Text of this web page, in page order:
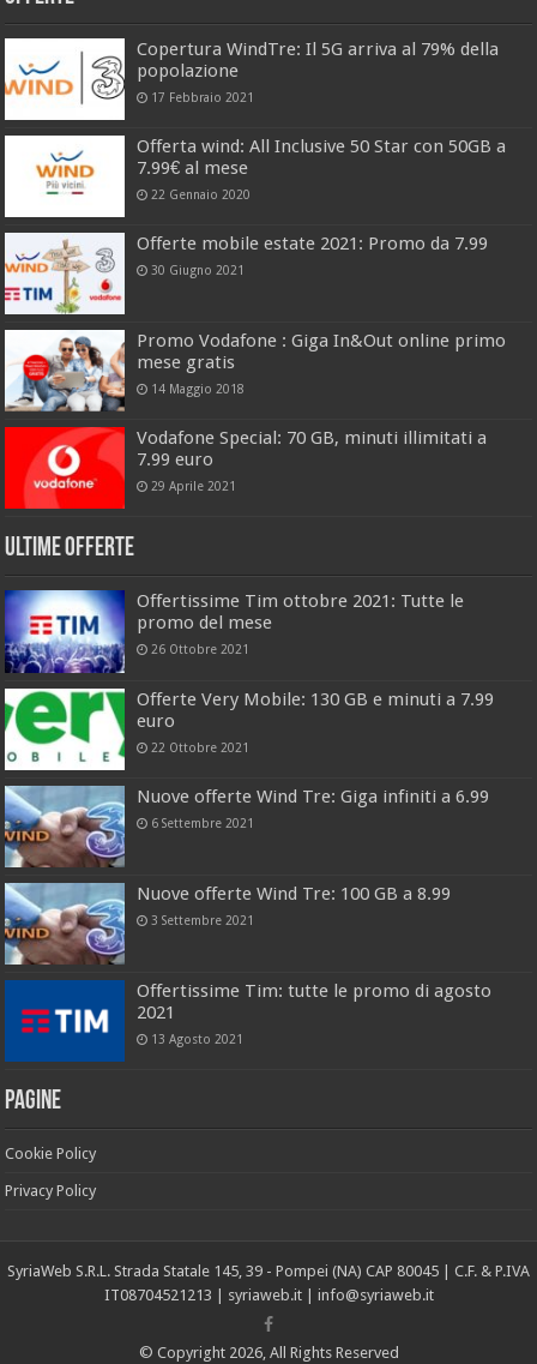
Copertura WindTre: Il 5G arriva al 79% della
popolazione
17 Febbraio 2021
Offerta wind: All Inclusive 50 Star con 50GB a
7.99€ al mese
22 Gennaio 2020
Offerte mobile estate 2021: Promo da 7.99
30 Giugno 2021
Promo Vodafone : Giga In&Out online primo
mese gratis
14 Maggio 2018
Vodafone Special: 70 GB, minuti illimitati a
7.99 euro
29 Aprile 2021
Ultime offerte
Offertissime Tim ottobre 2021: Tutte le
promo del mese
26 Ottobre 2021
Offerte Very Mobile: 130 GB e minuti a 7.99
euro
22 Ottobre 2021
Nuove offerte Wind Tre: Giga infiniti a 6.99
6 Settembre 2021
Nuove offerte Wind Tre: 100 GB a 8.99
3 Settembre 2021
Offertissime Tim: tutte le promo di agosto
2021
13 Agosto 2021
Pagine
Cookie Policy
Privacy Policy
SyriaWeb S.R.L. Strada Statale 145, 39 - Pompei (NA) CAP 80045 | C.F. & P.IVA
IT08704521213 | syriaweb.it | info@syriaweb.it
© Copyright 2026, All Rights Reserved